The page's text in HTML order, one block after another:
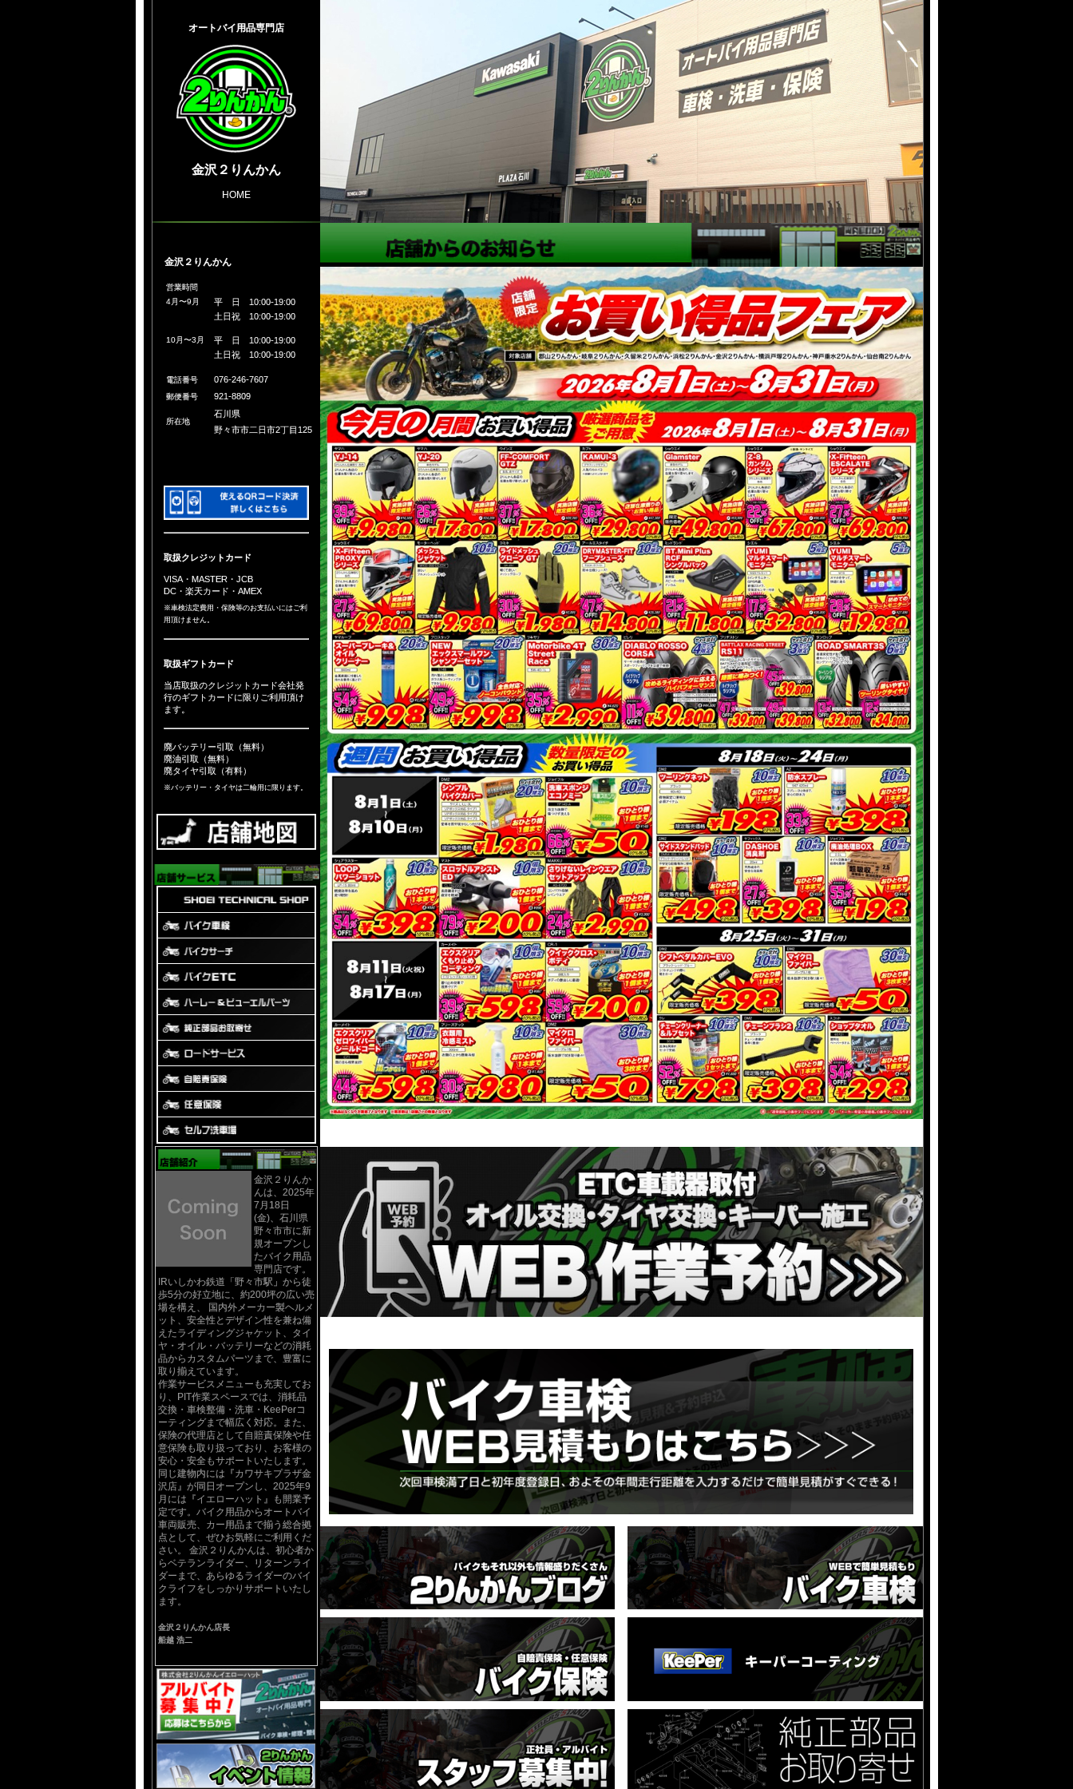
オートバイ用品専門店
金沢２りんかん
HOME
金沢２りんかん
営業時間
4月〜9月
平 日 10:00-19:00
土日祝 10:00-19:00
10月〜3月
平 日 10:00-19:00
土日祝 10:00-19:00
電話番号 076-246-7607
郵便番号 921-8809
所在地
石川県
野々市市二日市2丁目125
取扱クレジットカード
VISA・MASTER・JCB
DC・楽天カード・AMEX
※車検法定費用・保険等のお支払いにはご利
用頂けません。
取扱ギフトカード
当店取扱のクレジットカード会社発
行のギフトカードに限りご利用頂け
ます。
廃バッテリー引取（無料）
廃油引取（無料）
廃タイヤ引取（有料）
※バッテリー・タイヤは二輪用に限ります。
金沢２りんか
んは、2025年
7月18日
(金)、石川県
野々市市に新
規オープンし
たバイク用品
専門店です。
IRいしかわ鉄道「野々市駅」から徒
歩5分の好立地に、約200坪の広い売
場を構え、 国内外メーカー製ヘルメ
ット、安全性とデザイン性を兼ね備
えたライディングジャケット、タイ
ヤ・オイル・バッテリーなどの消耗
品からカスタムパーツまで、豊富に
取り揃えています。
作業サービスメニューも充実してお
り、PIT作業スペースでは、消耗品
交換・車検整備・洗車・KeePerコ
ーティングまで幅広く対応。また、
保険の代理店として自賠責保険や任
意保険も取り扱っており、お客様の
安心・安全もサポートいたします。
同じ建物内には『カワサキプラザ金
沢店』が同日オープンし、2025年9
月には『イエローハット』も開業予
定です。バイク用品からオートバイ
車両販売、カー用品まで揃う総合拠
点として、ぜひお気軽にご利用くだ
さい。 金沢２りんかんは、初心者か
らベテランライダー、リターンライ
ダーまで、あらゆるライダーのバイ
クライフをしっかりサポートいたし
ます。
金沢２りんかん店長
船越 浩二